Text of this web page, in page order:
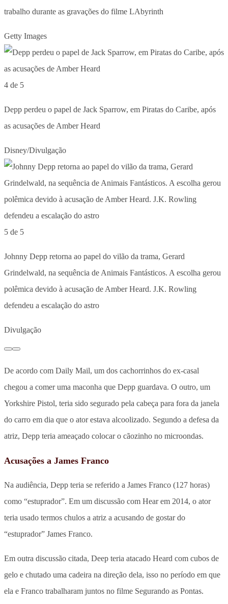
trabalho durante as gravações do filme LAbyrinth
Getty Images
4 de 5
Depp perdeu o papel de Jack Sparrow, em Piratas do Caribe, após
as acusações de Amber Heard
Disney/Divulgação
5 de 5
Johnny Depp retorna ao papel do vilão da trama, Gerard
Grindelwald, na sequência de Animais Fantásticos. A escolha gerou
polêmica devido à acusação de Amber Heard. J.K. Rowling
defendeu a escalação do astro
Divulgação
De acordo com Daily Mail, um dos cachorrinhos do ex-casal
chegou a comer uma maconha que Depp guardava. O outro, um
Yorkshire Pistol, teria sido segurado pela cabeça para fora da janela
do carro em dia que o ator estava alcoolizado. Segundo a defesa da
atriz, Depp teria ameaçado colocar o cãozinho no microondas.
Acusações a James Franco
Na audiência, Depp teria se referido a James Franco (127 horas)
como “estuprador”. Em um discussão com Hear em 2014, o ator
teria usado termos chulos a atriz a acusando de gostar do
“estuprador” James Franco.
Em outra discussão citada, Deep teria atacado Heard com cubos de
gelo e chutado uma cadeira na direção dela, isso no período em que
ela e Franco trabalharam juntos no filme Segurando as Pontas.